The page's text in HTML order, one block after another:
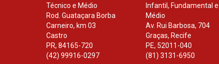
Técnico e Médio
Rod. Guataçara Borba
Carneiro, km 03
Castro
PR, 84165-720
(42) 99916-0297
Infantil, Fundamental e
Médio
Av. Rui Barbosa, 704
Graças, Recife
PE, 52011-040
(81) 3131-6950